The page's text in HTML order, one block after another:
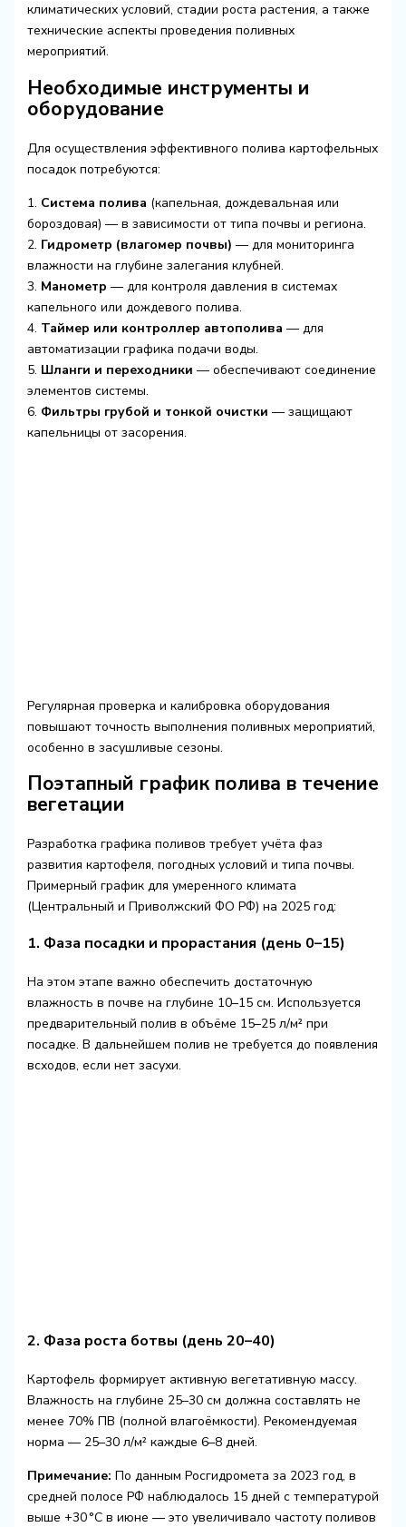
климатических условий, стадии роста растения, а также
технические аспекты проведения поливных
мероприятий.
Необходимые инструменты и
оборудование
Для осуществления эффективного полива картофельных
посадок потребуются:
1. Система полива (капельная, дождевальная или
бороздовая) — в зависимости от типа почвы и региона.
2. Гидрометр (влагомер почвы) — для мониторинга
влажности на глубине залегания клубней.
3. Манометр — для контроля давления в системах
капельного или дождевого полива.
4. Таймер или контроллер автополива — для
автоматизации графика подачи воды.
5. Шланги и переходники — обеспечивают соединение
элементов системы.
6. Фильтры грубой и тонкой очистки — защищают
капельницы от засорения.
Регулярная проверка и калибровка оборудования
повышают точность выполнения поливных мероприятий,
особенно в засушливые сезоны.
Поэтапный график полива в течение
вегетации
Разработка графика поливов требует учёта фаз
развития картофеля, погодных условий и типа почвы.
Примерный график для умеренного климата
(Центральный и Приволжский ФО РФ) на 2025 год:
1. Фаза посадки и прорастания (день 0–15)
На этом этапе важно обеспечить достаточную
влажность в почве на глубине 10–15 см. Используется
предварительный полив в объёме 15–25 л/м² при
посадке. В дальнейшем полив не требуется до появления
всходов, если нет засухи.
2. Фаза роста ботвы (день 20–40)
Картофель формирует активную вегетативную массу.
Влажность на глубине 25–30 см должна составлять не
менее 70% ПВ (полной влагоёмкости). Рекомендуемая
норма — 25–30 л/м² каждые 6–8 дней.
Примечание: По данным Росгидромета за 2023 год, в
средней полосе РФ наблюдалось 15 дней с температурой
выше +30 °C в июне — это увеличивало частоту поливов